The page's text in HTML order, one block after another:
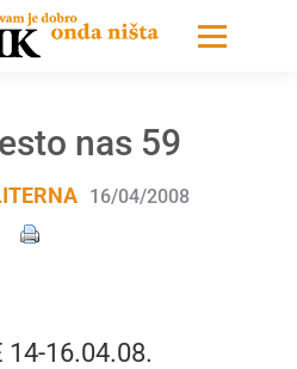
nas 59
16/04/2008
14-16.04.08.